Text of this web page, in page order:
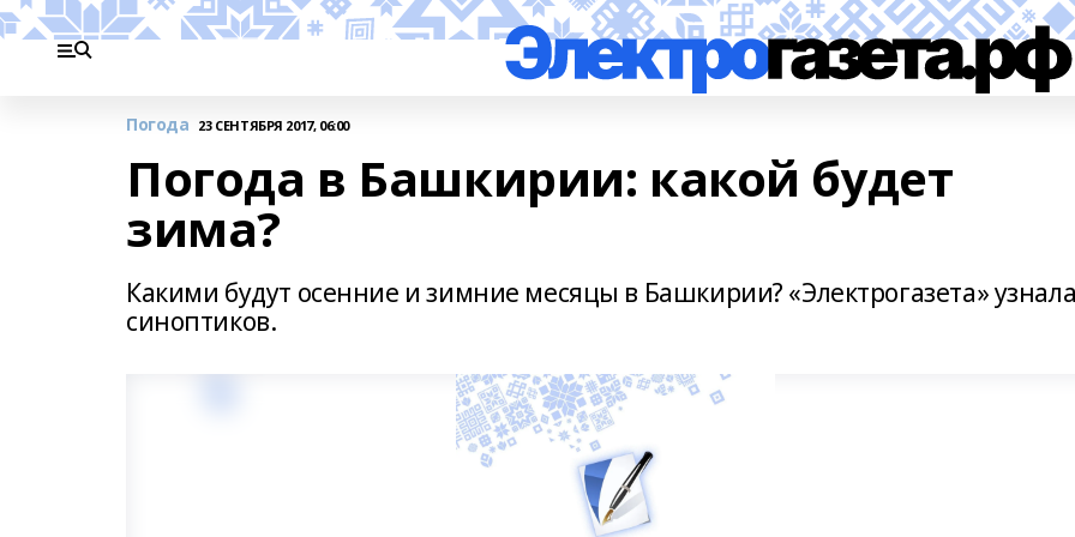
Погода 23 СЕНТЯБРЯ 2017, 06:00
Погода в Башкирии: какой будет
зима?
Какими будут осенние и зимние месяцы в Башкирии? «Электрогазета»
синоптиков.